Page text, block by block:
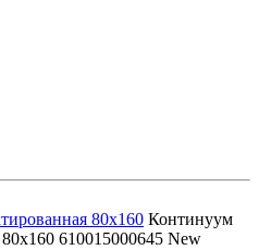
80x160 Континуум
610015000645 New